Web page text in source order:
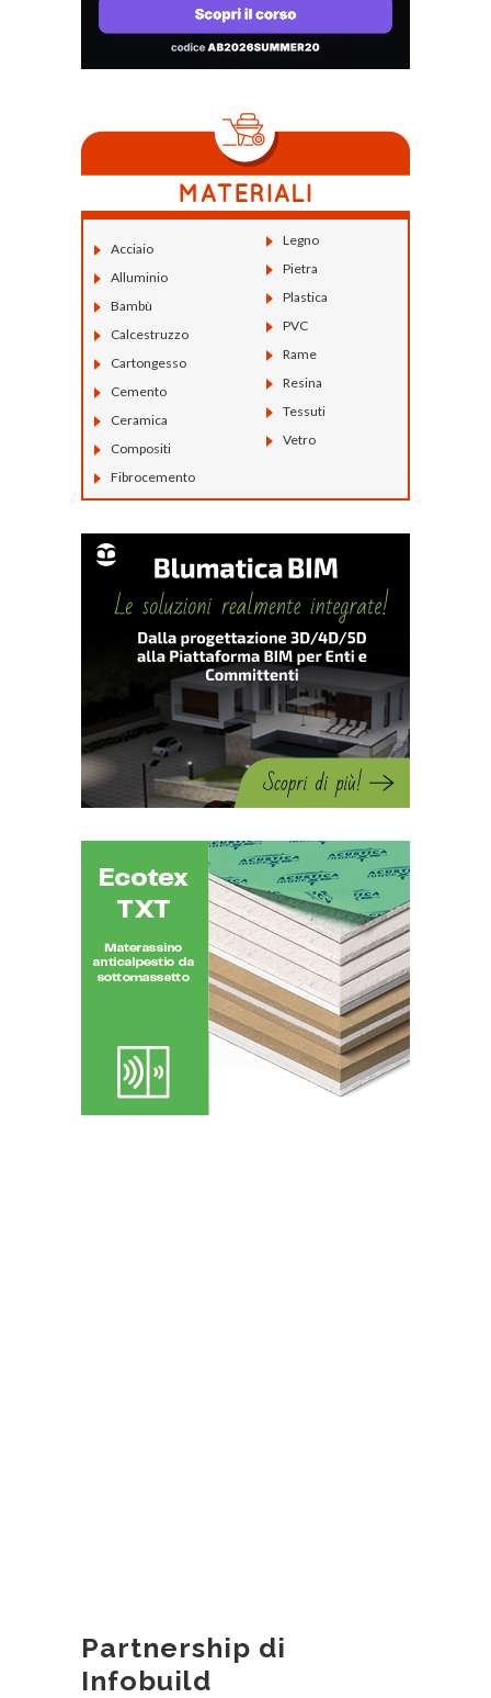
Acciaio
Alluminio
Bambù
Calcestruzzo
Cartongesso
Cemento
Ceramica
Compositi
Fibrocemento
Legno
Pietra
Plastica
PVC
Rame
Resina
Tessuti
Vetro
Partnership di
Infobuild